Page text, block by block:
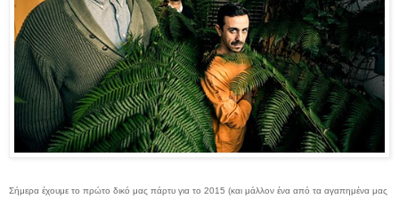
Σήμερα έχουμε το πρώτο δικό μας πάρτυ για το 2015 (και μάλλον ένα από τα αγαπημένα μας